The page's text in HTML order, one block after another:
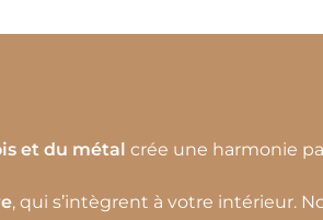
et du métal crée une harmonie
, qui s’intègrent à votre intérieur.